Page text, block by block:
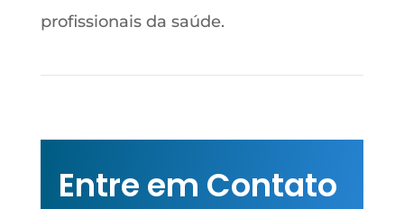
profissionais da saúde.
Entre em Contato